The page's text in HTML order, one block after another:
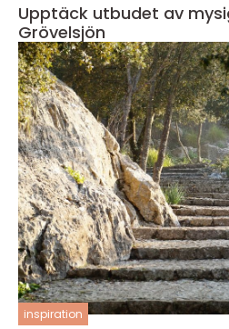
Upptäck utbudet av
Grövelsjön
inspiration